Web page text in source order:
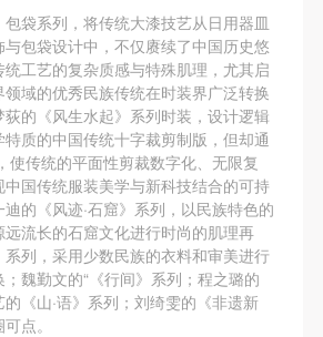
袋系列，将传统大漆技艺‌从日用器皿
包袋设计中，不仅赓续了中国历史悠
工艺的复杂质感与特殊肌理，尤其启
域的优秀民族传统在时装界广泛转换
的《风生水起》系列时装，设计逻辑
质的中国传统十字裁剪制版，但却通
使传统的平面性剪裁数字化、无限复
国传统服装美学与新科技结合的可持
的《风迹·石窟》系列，以民族特色的
流长的石窟文化进行时尚的肌理再
列，采用少数民族的衣料和审美进行
魏勤文的“《行间‌》系列；程之璐的
的《‌山·语‌》系列；刘绮雯的《非遗新
点。